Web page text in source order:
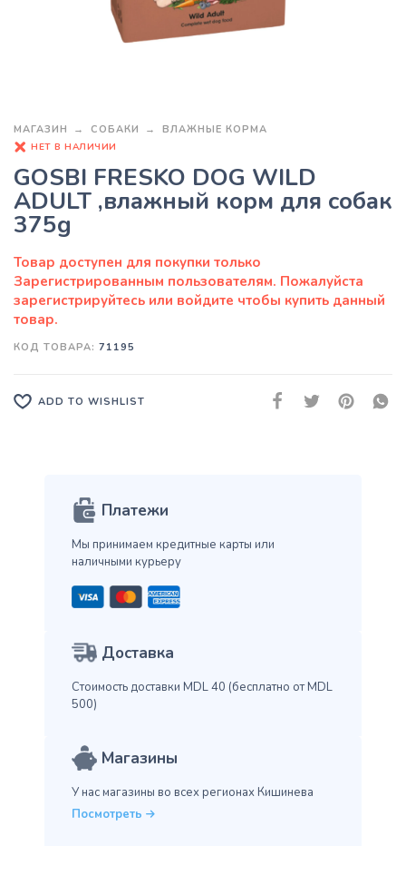
МАГАЗИН СОБАКИ ВЛАЖНЫЕ КОРМА
НЕТ В НАЛИЧИИ
GOSBI FRESKO DOG WILD
ADULT ,влажный корм для собак
375g
КОД ТОВАРА: 71195
ADD TO WISHLIST
Платежи
Мы принимаем кредитные карты или
наличными курьеру
Доставка
Стоимость доставки MDL 40 (бесплатно от MDL
500)
Магазины
У нас магазины во всех регионах Кишинева
Посмотреть